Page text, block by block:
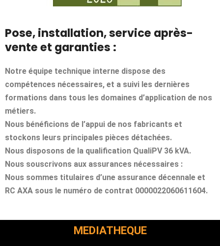
Pose, installation, service après-
vente et garanties :
Notre équipe technique interne dispose des
compétences nécessaires, et a suivi les dernières
formations dans tous les domaines d’application de nos
métiers.
Nous bénéficions de l’appui de nos fabricants et
stockons leurs principales pièces détachées.
Nous disposons de la qualification QualiPV 36 kVA.
Nous souscrivons aux assurances nécessaires :
Nous sommes titulaires d’une assurance décennale et
RC AXA sous le numéro de contrat 0000022060611604.
MEDIATHEQUE